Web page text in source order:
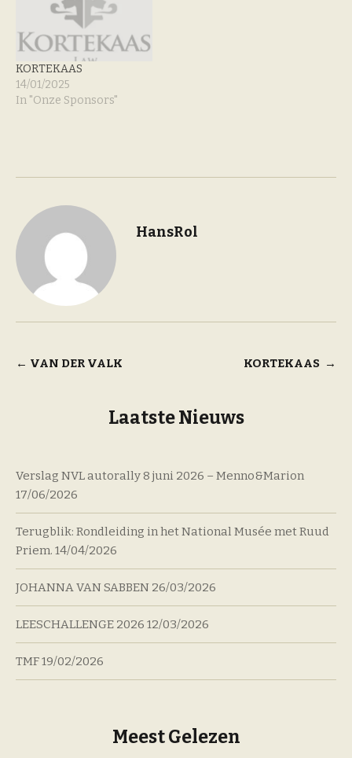
KORTEKAAS
14/01/2025
In "Onze Sponsors"
HansRol
Bericht
← VAN DER VALK KORTEKAAS →
Laatste Nieuws
Verslag NVL autorally 8 juni 2026 – Menno&Marion
17/06/2026
Terugblik: Rondleiding in het National Musée met Ruud
Priem. 14/04/2026
JOHANNA VAN SABBEN 26/03/2026
LEESCHALLENGE 2026 12/03/2026
TMF19/02/2026
Meest Gelezen